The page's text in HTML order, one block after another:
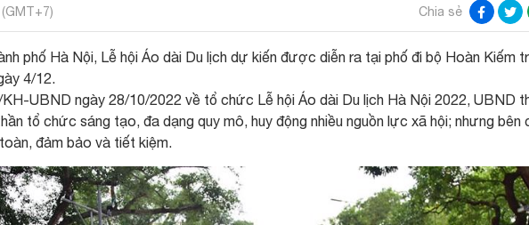
Chia sẻ
phố Hà Nội, Lễ hội Áo dài Du lịch dự kiến được diễn ra tại phố đi bộ Hoàn Kiếm
4/12.
UBND ngày 28/10/2022 về tổ chức Lễ hội Áo dài Du lịch Hà Nội 2022, UBND
tổ chức sáng tạo, đa dạng quy mô, huy động nhiều nguồn lực xã hội; nhưng bên
đảm bảo và tiết kiệm.